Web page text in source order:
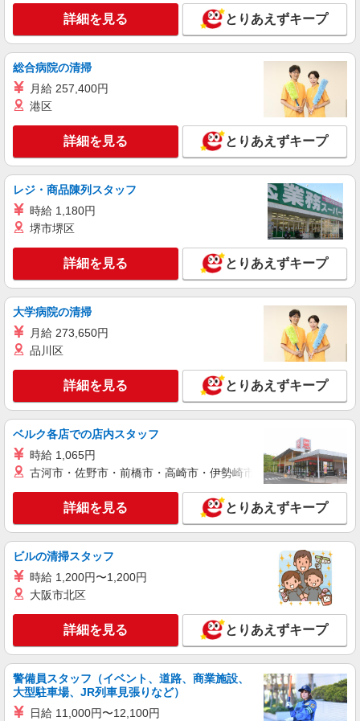
天理市内 ★即日勤務OK
キープ 詳細を見る
株式会社kotrio /●NR-H-1881948
天理駅★ゆったりサ高住スタッフ★清掃/見回
りなど◎日払いOK
時給1500円〜2125円 ＜日払い有/週払い有/交
通費全支給(ガソリン代含む)＞
キープ 詳細を見る
株式会社kotrio /●NR-H-2021563
天理市＊グループホームSTAFF＊生活のサポ
時給1500円〜2125円 ＜日払い有/週払い有/交
通費全支給(ガソリン代含む)＞
キープ 詳細を見る
派遣社員
株式会社kotrio /●NR-H-2099771
介護は人生のサポーター。サ高住STAFF募
集。日払いOK！
時給1500円〜2150円 ＜日払い有/週払い有/交
通費全支給(ガソリン代含む)＞
天理市内
キープ 詳細を見る
株式会社ブレイブ（マイナビグループ）/MD29
介護スタッフ ◆デイサービス、サービス付き
高齢者向け住宅、グループホームなど様々な勤
務先から選べます。
未経験：時給1500〜1700円（資格・経験によ
る） 経験者：時給1700〜1900円（資格・経験によ
る） ◎月収例 時給1900円×1日8時間×22日（週5奈良県天理市 【最寄駅】 ◆各線「天理駅」
詳細を見る とりあえずキープ
総合病院の清掃
月給 257,400円
港区
詳細を見る とりあえずキープ
レジ・商品陳列スタッフ
時給 1,180円
堺市堺区
詳細を見る とりあえずキープ
大学病院の清掃
月給 273,650円
品川区
詳細を見る とりあえずキープ
ベルク各店での店内スタッフ
時給 1,065円
古河市・佐野市・前橋市・高崎市・伊勢崎市・太田市・館林市
詳細を見る とりあえずキープ
ビルの清掃スタッフ
時給 1,200円〜1,200円
大阪市北区
詳細を見る とりあえずキープ
警備員スタッフ（イベント、道路、商業施設、
大型駐車場、JR列車見張りなど）
日給 11,000円〜12,100円